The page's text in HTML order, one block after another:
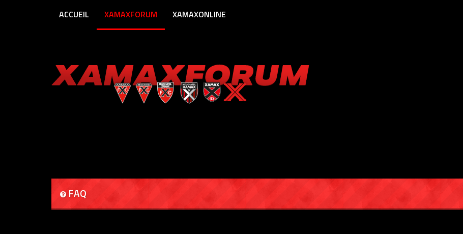
ACCUEIL XAMAXFORUM XAMAXONLINE
FAQ